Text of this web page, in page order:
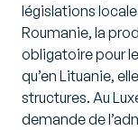
législations
Roumanie, la
obligatoire pour
qu’en Lituanie,
structures. Au
demande de